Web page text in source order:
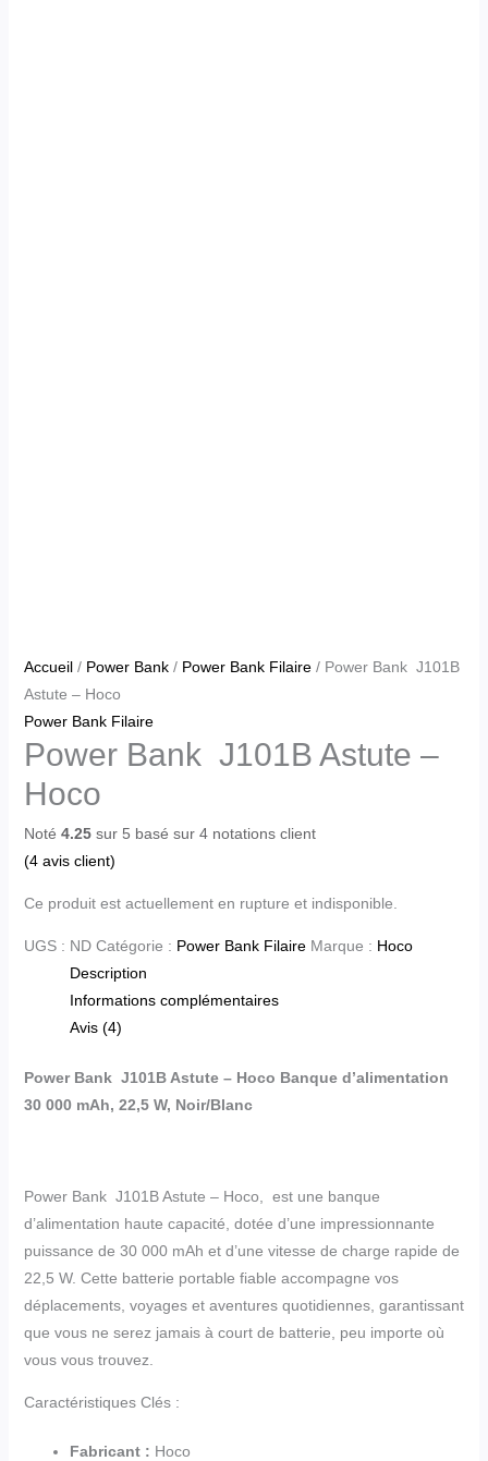
Accueil/ Power Bank/ Power Bank Filaire/ Power Bank J101B
Astute – Hoco
Power Bank Filaire
Power Bank J101B Astute –
Hoco
Noté 4.25sur 5 basé sur 4notations client
(4avis client)
Ce produit est actuellement en rupture et indisponible.
UGS : ND Catégorie : Power Bank Filaire Marque : Hoco
Description
Informations complémentaires
Avis (4)
Power Bank J101B Astute – Hoco Banque d’alimentation
30 000 mAh, 22,5 W, Noir/Blanc
Power Bank J101B Astute – Hoco, est une banque
d’alimentation haute capacité, dotée d’une impressionnante
puissance de 30 000 mAh et d’une vitesse de charge rapide de
22,5 W. Cette batterie portable fiable accompagne vos
déplacements, voyages et aventures quotidiennes, garantissant
que vous ne serez jamais à court de batterie, peu importe où
vous vous trouvez.
Caractéristiques Clés :
Fabricant : Hoco